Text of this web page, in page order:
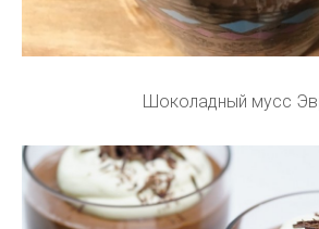
Шоколадный мусс